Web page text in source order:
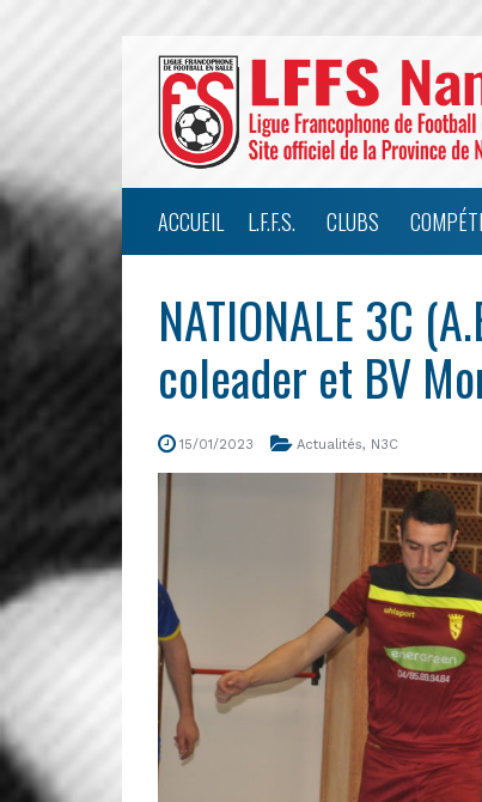
ACCUEIL L.F.F.S. CLUBS
NATIONALE 3C
coleader et BV
15/01/2023 Actualités, N3C